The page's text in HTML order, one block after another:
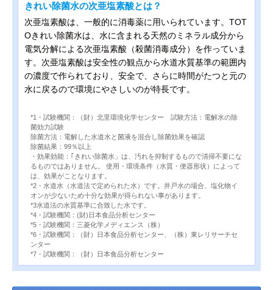
きれい除菌水の次亜塩素酸とは？
次亜塩素酸は、一般的に消毒薬に用いられています。TOT
Oきれい除菌水は、水に含まれる天然のミネラル成分から
電気分解による次亜塩素酸（殺菌消毒成分）を作っていま
す。次亜塩素酸は安全性の観点から水道水質基準の範囲内
の濃度で作られており、安全で、さらに時間がたつと元の
水に戻るので環境にやさしいのが特長です。
*1・試験機関：（財）北里環境化学センター 試験方法：電解水の除
菌効力試験
除菌方法：電解した水道水と菌液を混合し除菌効果を確認
除菌結果：99％以上
・効果効能：｢きれい除菌水」は、汚れを抑制するもので清掃不要にな
るものではありません。 使用・環境条件（水質・便器形状）によって
は、効果がことなります。
*2・水道水（水道法で定められた水）です。井戸水の場合、塩化物イ
オンが少ないため十分な効果が得られない事があります。
*3水道法の水質基準に合致した水です。
*4・試験機関：(財)日本食品分析センター
*5・試験機関：三菱化学メディエンス（株）
*6・試験機関：（財）日本食品分析センター、（株）東レリサーチセ
ンター
*7・試験機関：（財）日本食品分析センター